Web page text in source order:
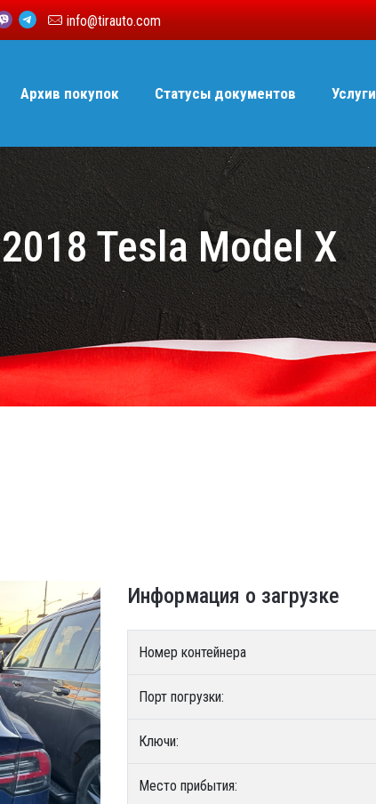
info@tirauto.com
Архив покупок Статусы документов Услуги
2018 Tesla Model X
Информация о загрузке
Номер контейнера
Порт погрузки:
Ключи:
Место прибытия: